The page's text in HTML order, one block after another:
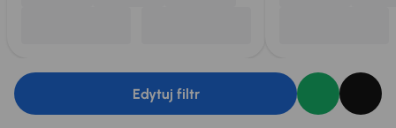
Edytuj filtr